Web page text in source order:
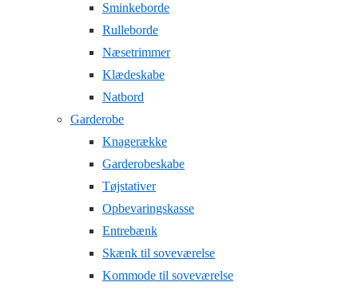
Sminkeborde
Rulleborde
Næsetrimmer
Klædeskabe
Natbord
Garderobe
Knagerække
Garderobeskabe
Tøjstativer
Opbevaringskasse
Entrebænk
Skænk til soveværelse
Kommode til soveværelse